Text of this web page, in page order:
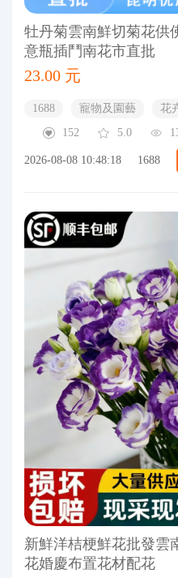
牡丹菊雲南鮮切菊花供
意瓶插鬥南花市直批
23.00 元
1688 寵物及園藝 花
152
5.0
2026-08-08 10:48:18 1688
新鮮洋桔梗鮮花批發雲
花婚慶布置花材配花